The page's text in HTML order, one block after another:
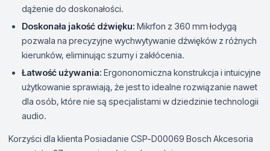
dążenie do doskonałości.
Doskonała jakość dźwięku: Mikrfon z 360 mm łodygą
pozwala na precyzyjne wychwytywanie dźwięków z różnych
kierunków, eliminując szumy i zakłócenia.
Łatwość używania: Ergononomiczna konstrukcja i intuicyjne
użytkowanie sprawiają, że jest to idealne rozwiązanie nawet
dla osób, które nie są specjalistami w dziedzinie technologii
audio.
Korzyści dla klienta Posiadanie CSP-D00069 Bosch Akcesoria